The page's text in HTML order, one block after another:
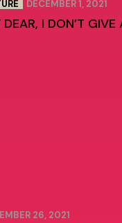
DECEMBER 1, 2021
I DON’T GIVE
26, 2021